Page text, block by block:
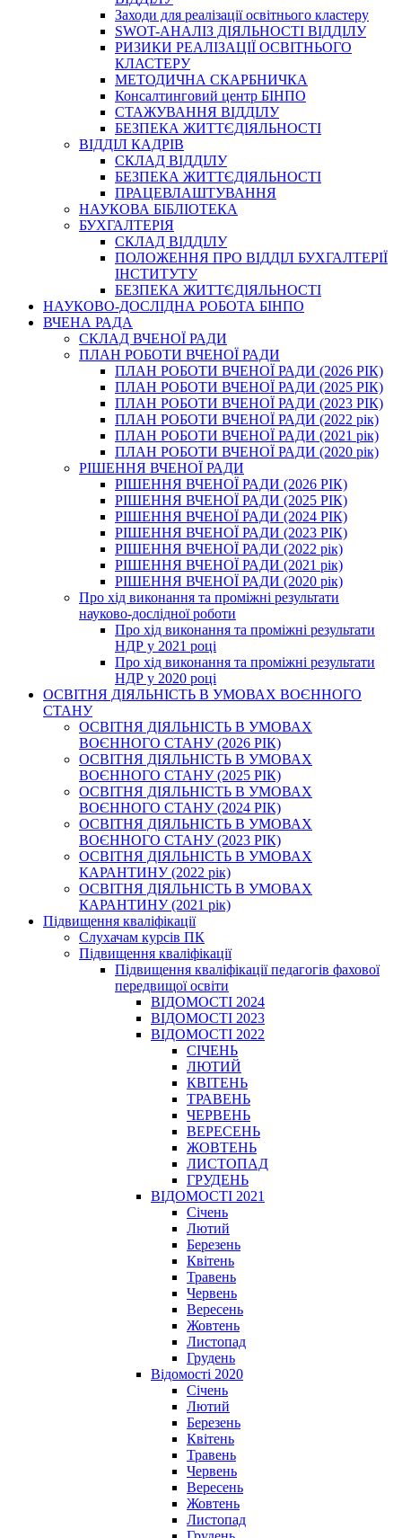
Заходи для реалізації освітнього кластеру
SWOT-АНАЛІЗ ДІЯЛЬНОСТІ ВІДДІЛУ
РИЗИКИ РЕАЛІЗАЦІЇ ОСВІТНЬОГО
КЛАСТЕРУ
МЕТОДИЧНА СКАРБНИЧКА
Консалтинговий центр БІНПО
СТАЖУВАННЯ ВІДДІЛУ
БЕЗПЕКА ЖИТТЄДІЯЛЬНОСТІ
ВІДДІЛ КАДРІВ
СКЛАД ВІДДІЛУ
БЕЗПЕКА ЖИТТЄДІЯЛЬНОСТІ
ПРАЦЕВЛАШТУВАННЯ
НАУКОВА БІБЛІОТЕКА
БУХГАЛТЕРІЯ
СКЛАД ВІДДІЛУ
ПОЛОЖЕННЯ ПРО ВІДДІЛ БУХГАЛТЕРІЇ
ІНСТИТУТУ
БЕЗПЕКА ЖИТТЄДІЯЛЬНОСТІ
НАУКОВО-ДОСЛІДНА РОБОТА БІНПО
ВЧЕНА РАДА
СКЛАД ВЧЕНОЇ РАДИ
ПЛАН РОБОТИ ВЧЕНОЇ РАДИ
ПЛАН РОБОТИ ВЧЕНОЇ РАДИ (2026 РІК)
ПЛАН РОБОТИ ВЧЕНОЇ РАДИ (2025 РІК)
ПЛАН РОБОТИ ВЧЕНОЇ РАДИ (2023 РІК)
ПЛАН РОБОТИ ВЧЕНОЇ РАДИ (2022 рік)
ПЛАН РОБОТИ ВЧЕНОЇ РАДИ (2021 рік)
ПЛАН РОБОТИ ВЧЕНОЇ РАДИ (2020 рік)
РІШЕННЯ ВЧЕНОЇ РАДИ
РІШЕННЯ ВЧЕНОЇ РАДИ (2026 РІК)
РІШЕННЯ ВЧЕНОЇ РАДИ (2025 РІК)
РІШЕННЯ ВЧЕНОЇ РАДИ (2024 РІК)
РІШЕННЯ ВЧЕНОЇ РАДИ (2023 РІК)
РІШЕННЯ ВЧЕНОЇ РАДИ (2022 рік)
РІШЕННЯ ВЧЕНОЇ РАДИ (2021 рік)
РІШЕННЯ ВЧЕНОЇ РАДИ (2020 рік)
Про хід виконання та проміжні результати
науково-дослідної роботи
Про хід виконання та проміжні результати
НДР у 2021 році
Про хід виконання та проміжні результати
НДР у 2020 році
ОСВІТНЯ ДІЯЛЬНІСТЬ В УМОВАХ ВОЄННОГО
СТАНУ
ОСВІТНЯ ДІЯЛЬНІСТЬ В УМОВАХ
ВОЄННОГО СТАНУ (2026 РІК)
ОСВІТНЯ ДІЯЛЬНІСТЬ В УМОВАХ
ВОЄННОГО СТАНУ (2025 РІК)
ОСВІТНЯ ДІЯЛЬНІСТЬ В УМОВАХ
ВОЄННОГО СТАНУ (2024 РІК)
ОСВІТНЯ ДІЯЛЬНІСТЬ В УМОВАХ
ВОЄННОГО СТАНУ (2023 РІК)
ОСВІТНЯ ДІЯЛЬНІСТЬ В УМОВАХ
КАРАНТИНУ (2022 рік)
ОСВІТНЯ ДІЯЛЬНІСТЬ В УМОВАХ
КАРАНТИНУ (2021 рік)
Підвищення кваліфікації
Слухачам курсів ПК
Підвищення кваліфікації
Підвищення кваліфікації педагогів фахової
передвищої освіти
ВІДОМОСТІ 2024
ВІДОМОСТІ 2023
ВІДОМОСТІ 2022
СІЧЕНЬ
ЛЮТИЙ
КВІТЕНЬ
ТРАВЕНЬ
ЧЕРВЕНЬ
ВЕРЕСЕНЬ
ЖОВТЕНЬ
ЛИСТОПАД
ГРУДЕНЬ
ВІДОМОСТІ 2021
Січень
Лютий
Березень
Квітень
Травень
Червень
Вересень
Жовтень
Листопад
Грудень
Відомості 2020
Січень
Лютий
Березень
Квітень
Травень
Червень
Вересень
Жовтень
Листопад